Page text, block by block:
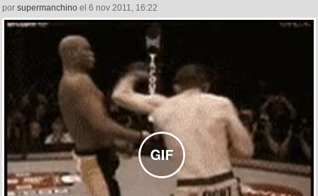
por supermanchino el 6 nov 2011, 16:22